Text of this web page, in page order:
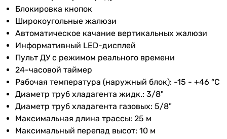
настенный
настенный
Маркировка кондиционера
24 тыс. BTU
24 тыс. BTU
24 тыс. BTU
24 тыс. BTU
24 тыс. BTU
24 тыс. BTU
24 тыс. BTU
24 тыс. BTU
Макс.
температура
на обогрев
Режим
обогрева
Уровень шума
Уровень шума
внут. блока
39 дБ, 51 дБ
Блокировка кнопок
Широкоугольные жалюзи
Автоматическое качание вертикальных жалюзи
Информативный LED-дисплей
Пульт ДУ с режимом реального времени
24-часовой таймер
Рабочая температура (наружный блок): -15 - +46 °С
Диаметр труб хладагента жидк.: 3/8"
Диаметр труб хладагента газовых: 5/8"
Максимальная длина трассы: 25 м
Максимальный перепад высот: 10 м